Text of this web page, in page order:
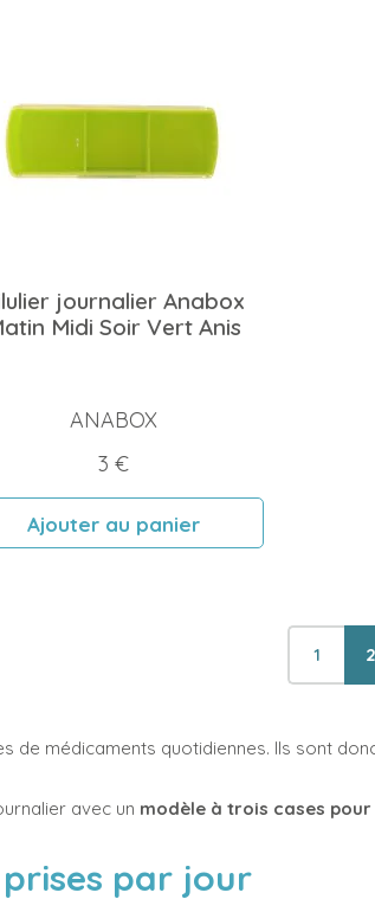
journalier Anabox
Midi Soir Vert Anis
ANABOX
Prix
3 €
Ajouter au panier
1 2
de médicaments quotidiennes. Ils sont
avec un modèle à trois cases
par jour